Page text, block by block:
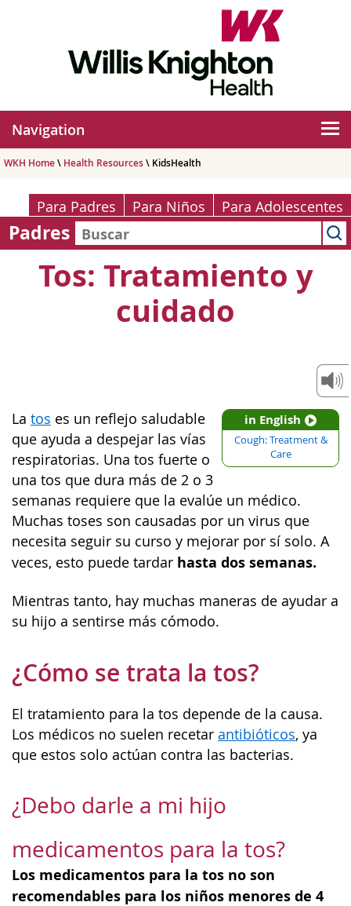
Navigation
WKH Home\ Health Resources\ KidsHealth
Para Padres Para Niños Para Adolescentes
Padres
Tos: Tratamiento y
cuidado
in English
Cough: Treatment &
Care
La tos es un reflejo saludable
que ayuda a despejar las vías
respiratorias. Una tos fuerte o
una tos que dura más de 2 o 3
semanas requiere que la evalúe un médico.
Muchas toses son causadas por un virus que
necesita seguir su curso y mejorar por sí solo. A
veces, esto puede tardar hasta dos semanas.
Mientras tanto, hay muchas maneras de ayudar a
su hijo a sentirse más cómodo.
¿Cómo se trata la tos?
El tratamiento para la tos depende de la causa.
Los médicos no suelen recetar antibióticos, ya
que estos solo actúan contra las bacterias.
¿Debo darle a mi hijo
medicamentos para la tos?
Los medicamentos para la tos no son
recomendables para los niños menores de 4